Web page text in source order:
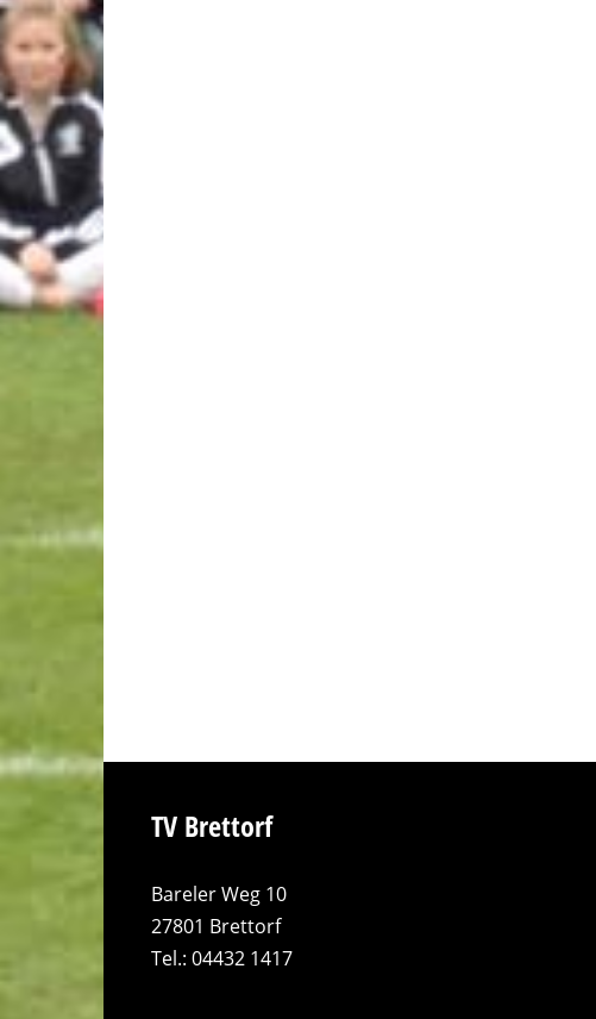
TV Brettorf
Bareler Weg 10
27801 Brettorf
Tel.: 04432 1417